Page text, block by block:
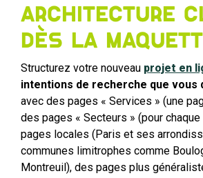
architecture
dès la
Structurez votre nouveau projet en
intentions de recherche que vous
avec des pages « Services » (une
des pages « Secteurs » (pour
pages locales (Paris et ses
communes limitrophes comme
Montreuil), des pages plus